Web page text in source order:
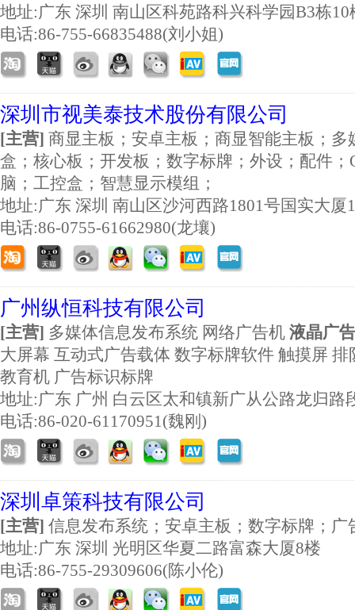
地址:广东 深圳 南山区科苑路科兴科学园B3栋
电话:86-755-66835488(刘小姐)
深圳市视美泰技术股份有限公司
[主营] 商显主板；安卓主板；商显智能主板；多
盒；核心板；开发板；数字标牌；外设；配件；
脑；工控盒；智慧显示模组；
地址:广东 深圳 南山区沙河西路1801号国实大
电话:86-0755-61662980(龙壤)
广州纵恒科技有限公司
[主营] 多媒体信息发布系统 网络广告机 液晶广
大屏幕 互动式广告载体 数字标牌软件 触摸屏 排
教育机 广告标识标牌
地址:广东 广州 白云区太和镇新广从公路龙归
电话:86-020-61170951(魏刚)
深圳卓策科技有限公司
[主营] 信息发布系统；安卓主板；数字标牌；广
地址:广东 深圳 光明区华夏二路富森大厦8楼
电话:86-755-29309606(陈小伦)